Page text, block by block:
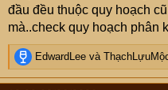
đầu đều thuộc quy hoạch
mà..check quy hoạch phân
R
e
a
EdwardLee và